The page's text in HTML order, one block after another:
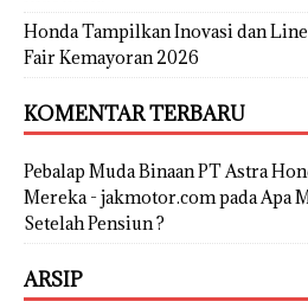
Honda Tampilkan Inovasi dan
Fair Kemayoran 2026
KOMENTAR TERBARU
Pebalap Muda Binaan PT Astra
Mereka - jakmotor.compada Apa
Setelah Pensiun ?
ARSIP